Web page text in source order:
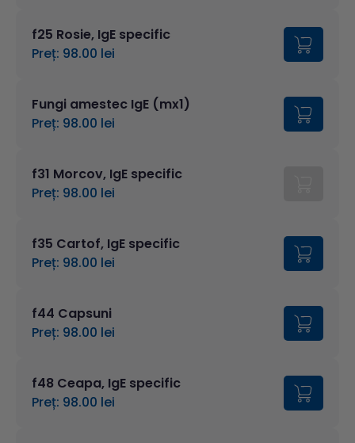
f25 Rosie, IgE specific
Preț: 98.00 lei
Fungi amestec IgE (mx1)
Preț: 98.00 lei
f31 Morcov, IgE specific
Preț: 98.00 lei
f35 Cartof, IgE specific
Preț: 98.00 lei
f44 Capsuni
Preț: 98.00 lei
f48 Ceapa, IgE specific
Preț: 98.00 lei